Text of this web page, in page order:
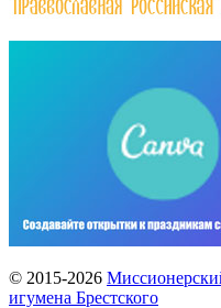
© 2015-2026
игумена Брестского